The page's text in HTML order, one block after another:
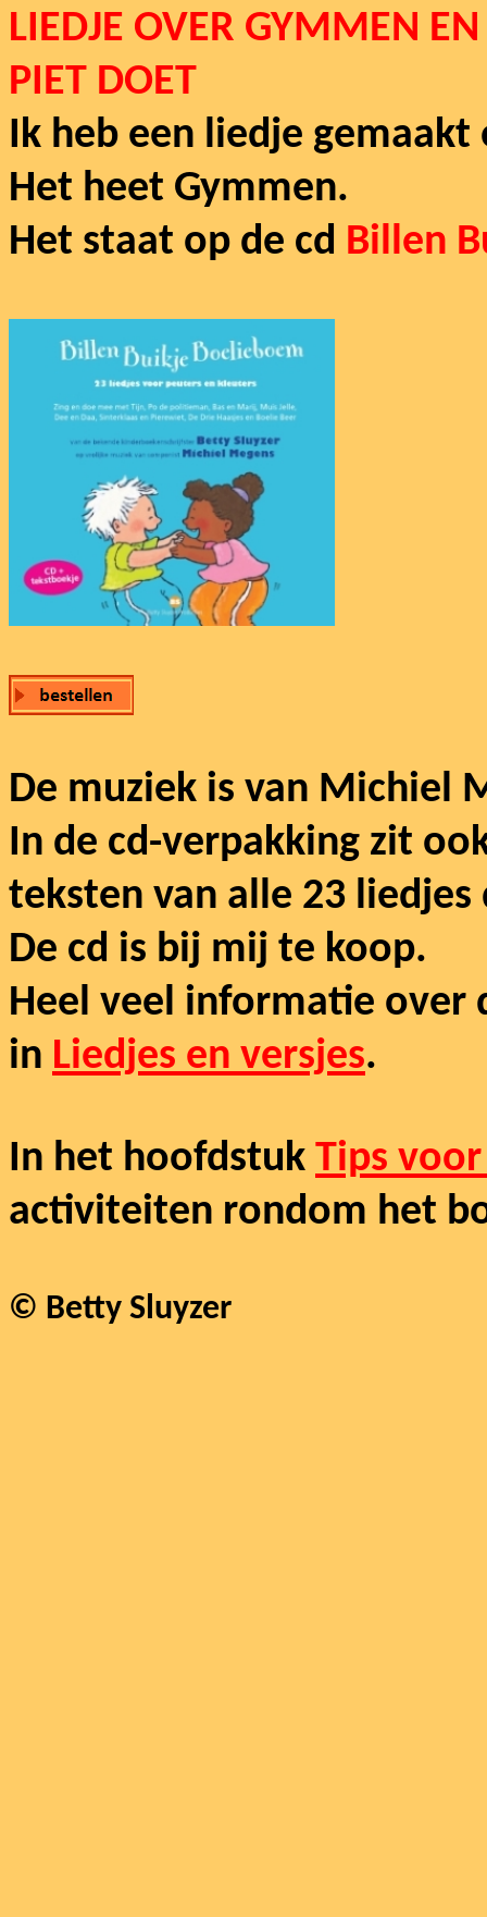
LIEDJE OVER GYMMEN
PIET DOET
Ik heb een liedje
Het heet Gymmen.
Het staat op de cd Billen
De muziek is van Michiel
In de cd-verpakking zit
teksten van alle 23 liedjes
De cd is bij mij te koop.
Heel veel informatie over
in Liedjes en versjes.
In het hoofdstuk Tips
activiteiten rondom het
© Betty Sluyzer